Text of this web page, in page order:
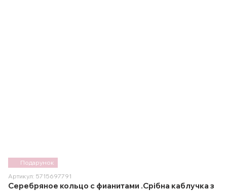
Подарунок
Артикул: 5715697791
Серебряное кольцо с фианитами .Срібна каблучка з